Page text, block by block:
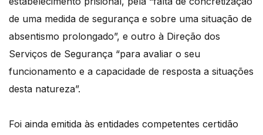
de uma medida de segurança e sobre uma situação de
absentismo prolongado”, e outro à Direção dos
Serviços de Segurança “para avaliar o seu
funcionamento e a capacidade de resposta a situações
desta natureza”.
Foi ainda emitida às entidades competentes certidão